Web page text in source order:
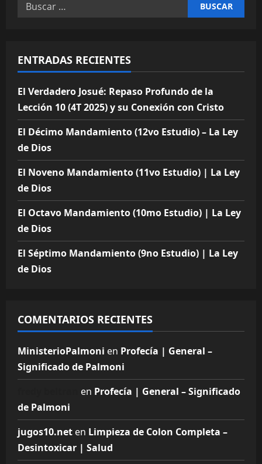
ENTRADAS RECIENTES
El Verdadero Josué: Repaso Profundo de la
Lección 10 (4T 2025) y su Conexión con Cristo
El Décimo Mandamiento (12vo Estudio) – La Ley
de Dios
El Noveno Mandamiento (11vo Estudio) | La Ley
de Dios
El Octavo Mandamiento (10mo Estudio) | La Ley
de Dios
El Séptimo Mandamiento (9no Estudio) | La Ley
de Dios
COMENTARIOS RECIENTES
MinisterioPalmoni en Profecía | General –
Significado de Palmoni
en Profecía | General – Significado
de Palmoni
jugos10.net en Limpieza de Colon Completa –
Desintoxicar | Salud